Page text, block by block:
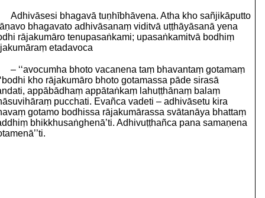
Adhivāsesi bhagavā tuṇhībhāvena. Atha kho sañjikāputto
bhagavato adhivāsanaṃ viditvā uṭṭhāyāsanā yena
rājakumāro tenupasaṅkami; upasaṅkamitvā bodhiṃ
etadavoca
– ‘‘avocumha bhoto vacanena taṃ bhavantaṃ gotamaṃ
kho rājakumāro bhoto gotamassa pāde sirasā
appābādhaṃ appātaṅkaṃ lahuṭṭhānaṃ balaṃ
pucchati. Evañca vadeti – adhivāsetu kira
gotamo bodhissa rājakumārassa svātanāya bhattaṃ
bhikkhusaṅghenā’ti. Adhivuṭṭhañca pana samaṇena